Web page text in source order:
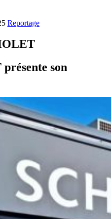
Reportage
son